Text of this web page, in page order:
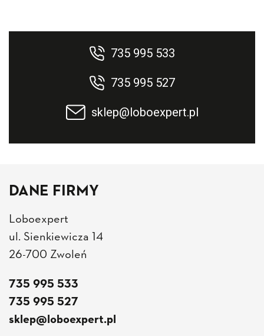
735 995 533
735 995 527
sklep@loboexpert.pl
DANE FIRMY
Loboexpert
ul. Sienkiewicza 14
26-700 Zwoleń
735 995 533
735 995 527
sklep@loboexpert.pl